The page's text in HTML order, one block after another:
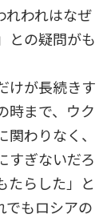
れわれはなぜ
との疑問がも
けが長続きす
時まで、ウク
わりなく、
すぎないだろ
たらした」と
でもロシアの